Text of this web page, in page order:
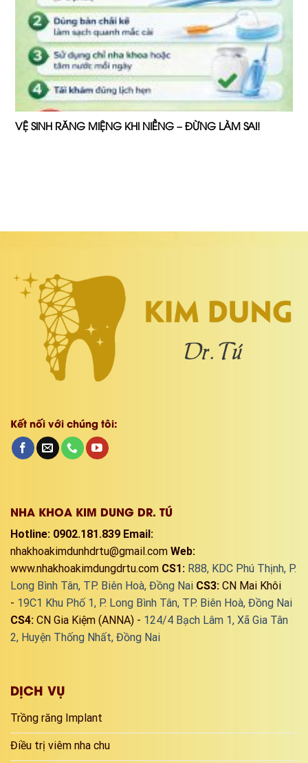
VỆ SINH RĂNG MIỆNG KHI NIỀNG – ĐỪNG LÀM SAI!
Kết nối với chúng tôi:
NHA KHOA KIM DUNG DR. TÚ
Hotline: 0902.181.839 Email:
nhakhoakimdunhdrtu@gmail.com Web:
www.nhakhoakimdungdrtu.com CS1: R88, KDC Phú Thịnh, P.
Long Bình Tân, TP. Biên Hoà, Đồng Nai CS3: CN Mai Khôi
- 19C1 Khu Phố 1, P. Long Bình Tân, TP. Biên Hoà, Đồng Nai
CS4: CN Gia Kiệm (ANNA) - 124/4 Bạch Lâm 1, Xã Gia Tân
2, Huyện Thống Nhất, Đồng Nai
DỊCH VỤ
Trồng răng Implant
Điều trị viêm nha chu